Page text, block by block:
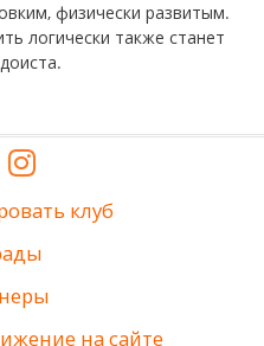
физически развитым.
логически также станет
клуб
на сайте